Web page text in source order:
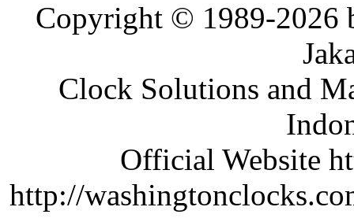
Copyright © 1989-2026
Clock Solutions and
Official Website
http://